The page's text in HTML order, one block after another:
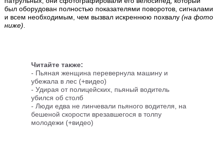
был оборудован полностью показателями поворотов, сигналами
и всем необходимым, чем вызвал искреннюю похвалу(на фото
ниже).
Читайте также:
- Пьяная женщина перевернула машину и
убежала в лес (+видео)
-Удирая от полицейских, пьяный водитель
убился об столб
-Люди едва не линчевали пьяного водителя, на
бешеной скорости врезавшегося в толпу
молодежи (+видео)